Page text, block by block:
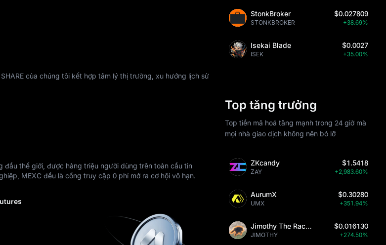
của chúng tôi kết hợp tâm lý thị trường, xu hướng lịch sử
đầu thế giới, được hàng triệu người dùng trên toàn cầu tin
MEXC đều là cổng truy cập 0 phí mở ra cơ hội vô hạn.
StonkBroker
STONKBROKER
$0.027809
+38.69%
Isekai Blade
ISEK
$0.0027
+35.00%
Top tăng trưởng
Top tiền mã hoá tăng mạnh trong 24 giờ mà
mọi nhà giao dịch không nên bỏ lỡ
ZKcandy
ZAY
$1.5418
+2,983.60%
AurumX
UMX
$0.30280
+351.94%
Jimothy The Raccoon
JIMOTHY
$0.016130
+274.50%